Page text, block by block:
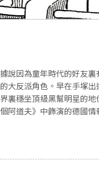
據說因為童年時代的好友
的大反派角色。早在手塚
界裏穩坐頂級黑幫明星的
個阿道夫》中飾演的德國